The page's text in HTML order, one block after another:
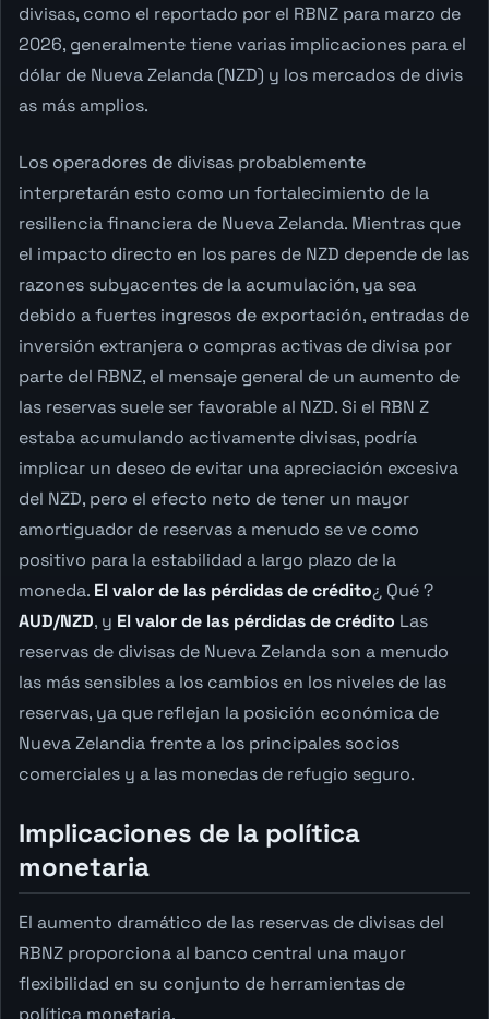
divisas, como el reportado por el RBNZ para marzo de
2026, generalmente tiene varias implicaciones para el
dólar de Nueva Zelanda (NZD) y los mercados de divis
as más amplios.
Los operadores de divisas probablemente
interpretarán esto como un fortalecimiento de la
resiliencia financiera de Nueva Zelanda. Mientras que
el impacto directo en los pares de NZD depende de las
razones subyacentes de la acumulación, ya sea
debido a fuertes ingresos de exportación, entradas de
inversión extranjera o compras activas de divisa por
parte del RBNZ, el mensaje general de un aumento de
las reservas suele ser favorable al NZD. Si el RBN Z
estaba acumulando activamente divisas, podría
implicar un deseo de evitar una apreciación excesiva
del NZD, pero el efecto neto de tener un mayor
amortiguador de reservas a menudo se ve como
positivo para la estabilidad a largo plazo de la
moneda. El valor de las pérdidas de crédito¿ Qué ?
AUD/NZD, y El valor de las pérdidas de crédito Las
reservas de divisas de Nueva Zelanda son a menudo
las más sensibles a los cambios en los niveles de las
reservas, ya que reflejan la posición económica de
Nueva Zelandia frente a los principales socios
comerciales y a las monedas de refugio seguro.
Implicaciones de la política
monetaria
El aumento dramático de las reservas de divisas del
RBNZ proporciona al banco central una mayor
flexibilidad en su conjunto de herramientas de
política monetaria.